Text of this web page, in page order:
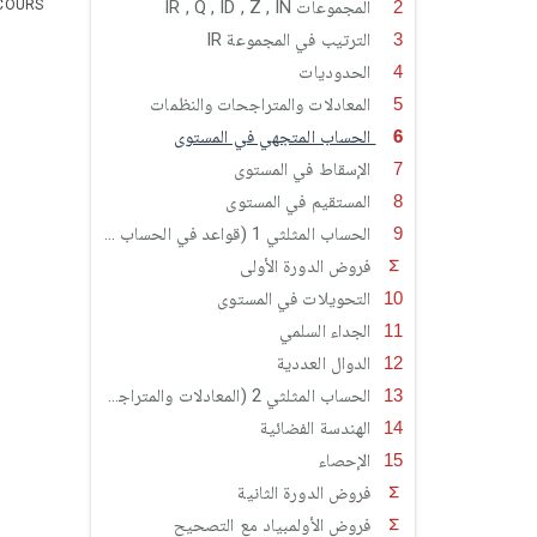
المجموعات IR , Q , ID , Z , IN
الترتيب في المجموعة IR
الحدوديات
المعادلات والمتراجحات والنظمات
الحساب المتجهي في المستوى
الإسقاط في المستوى
المستقيم في المستوى
الحساب المثلثي 1 (قواعد في الحساب المثلثي)
فروض الدورة الأولى
التحويلات في المستوى
الجداء السلمي
الدوال العددية
الحساب المثلثي 2 (المعادلات والمتراجحات المثلثية)
الهندسة الفضائية
الإحصاء
فروض الدورة الثانية
فروض الأولمبياد مع التصحيح